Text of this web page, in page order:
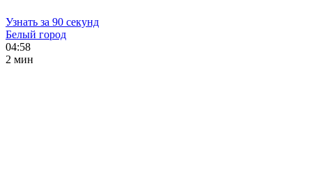
Узнать за 90 секунд
Белый город
04:58
2 мин